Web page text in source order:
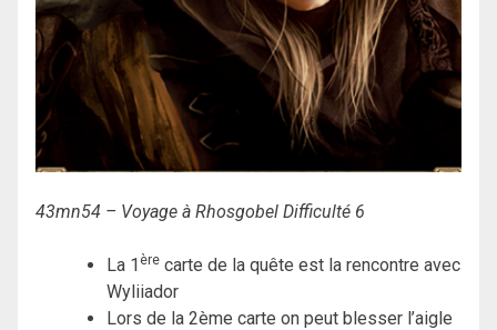
43mn54 – Voyage à Rhosgobel Difficulté 6
La 1 ère carte de la quête est la rencontre avec
Wyliiador
Lors de la 2ème carte on peut blesser l’aigle